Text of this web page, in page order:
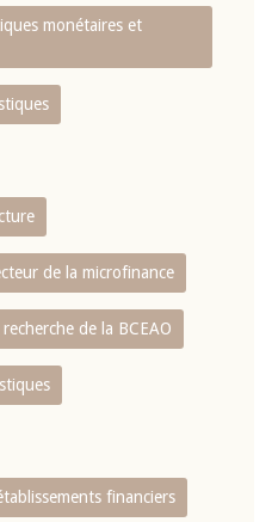
monétaires et
de la microfinance
de la BCEAO
financiers